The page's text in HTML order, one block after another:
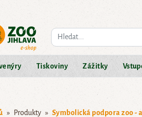
Co hledáte?
Tiskoviny Zážitky
Produkty Symbolická podpora zoo -